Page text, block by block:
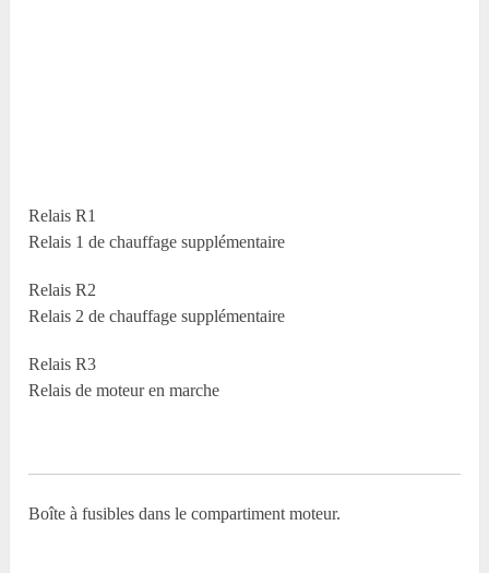
Relais R1
Relais 1 de chauffage supplémentaire
Relais R2
Relais 2 de chauffage supplémentaire
Relais R3
Relais de moteur en marche
Boîte à fusibles dans le compartiment moteur.